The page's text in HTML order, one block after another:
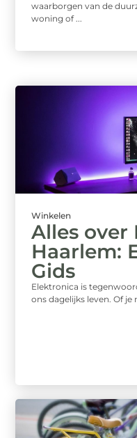
waarborgen van de
woning of ...
Winkelen
Alles over
Haarlem:
Gids
Elektronica is
ons dagelijks leven. Of je